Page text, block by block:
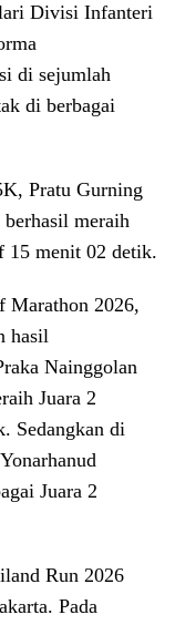
Divisi Infanteri
di sejumlah
di berbagai
Pratu Gurning
meraih
15 menit 02 detik.
Marathon 2026,
hasil
Nainggolan
Juara 2
Sedangkan di
Juara 2
Run 2026
Pada